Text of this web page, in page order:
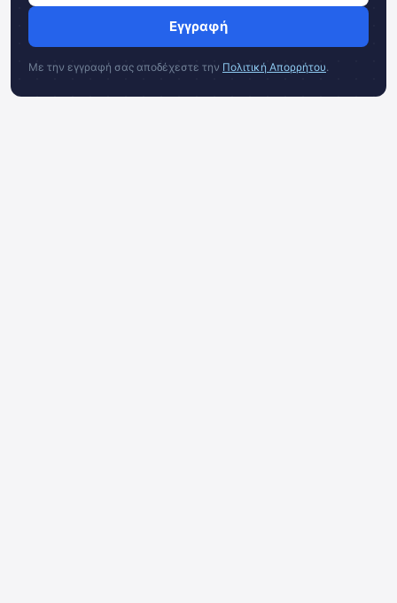
Εγγραφή
Με την εγγραφή σας αποδέχεστε την Πολιτική Απορρήτου.